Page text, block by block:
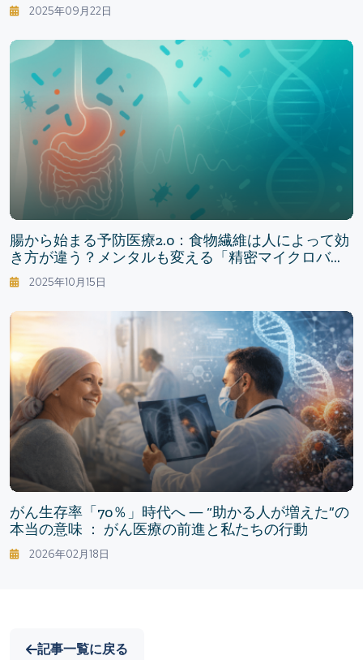
2025年09月22日
腸から始まる予防医療2.0：食物繊維は人によって効
き方が違う？メンタルも変える「精密マイクロバイ
オーム」時代
2025年10月15日
がん生存率「70％」時代へ ― “助かる人が増えた”の
本当の意味 ： がん医療の前進と私たちの行動
2026年02月18日
記事一覧に戻る